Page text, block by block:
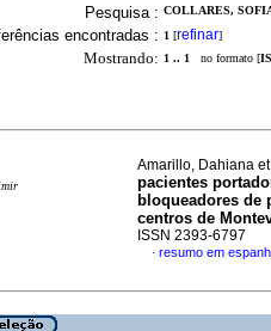
Pesquisa : COLLARES,
encontradas : 1 [refinar]
Mostrando: 1 .. 1 no formato [
Amarillo, Dahiana
pacientes
bloqueadores
centros de
ISSN 2393-6797
· resumo em